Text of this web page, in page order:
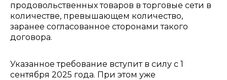
продовольственных товаров в торговые сети в
количестве, превышающем количество,
заранее согласованное сторонами такого
договора.
Указанное требование вступит в силу с 1
сентября 2025 года. При этом уже